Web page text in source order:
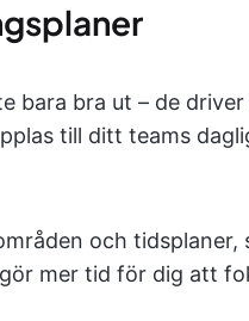
bara bra ut – de
till ditt teams
och tidsplaner,
mer tid för dig att